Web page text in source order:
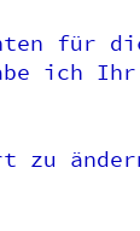
für
ich
zu